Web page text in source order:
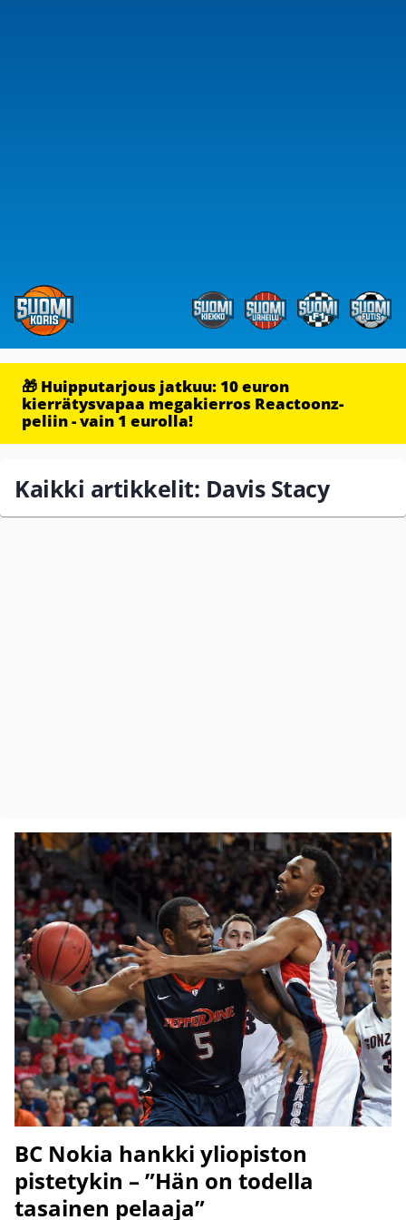
🎁 Huipputarjous jatkuu: 10 euron
kierrätysvapaa megakierros Reactoonz-
peliin - vain 1 eurolla!
Kaikki artikkelit: Davis Stacy
BC Nokia hankki yliopiston
pistetykin – ”Hän on todella
tasainen pelaaja”